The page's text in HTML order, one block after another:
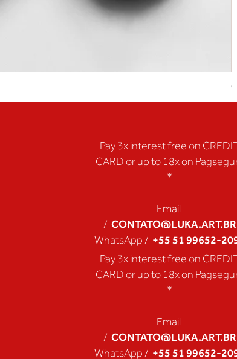
Pay 3x interest free on
CARD or up to 18x on
*
Email
/ CONTATO@LUKA.ART.BR
WhatsApp / +55 51 99652-
Pay 3x interest free on
CARD or up to 18x on
*
Email
/ CONTATO@LUKA.ART.BR
WhatsApp / +55 51 99652-